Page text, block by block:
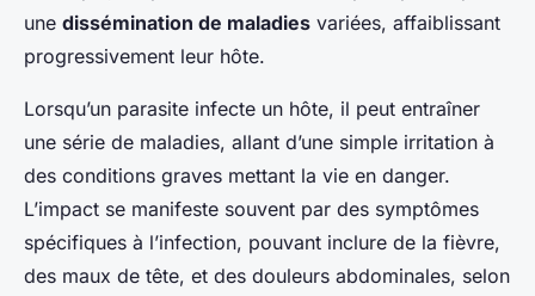
une dissémination de maladies variées, affaiblissant
progressivement leur hôte.
Lorsqu’un parasite infecte un hôte, il peut entraîner
une série de maladies, allant d’une simple irritation à
des conditions graves mettant la vie en danger.
L’impact se manifeste souvent par des symptômes
spécifiques à l’infection, pouvant inclure de la fièvre,
des maux de tête, et des douleurs abdominales, selon